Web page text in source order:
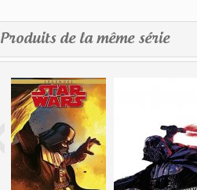
Produits de la même série